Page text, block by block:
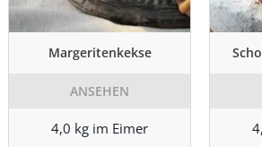
Margeritenkekse
ANSEHEN
4,0 kg im Eimer